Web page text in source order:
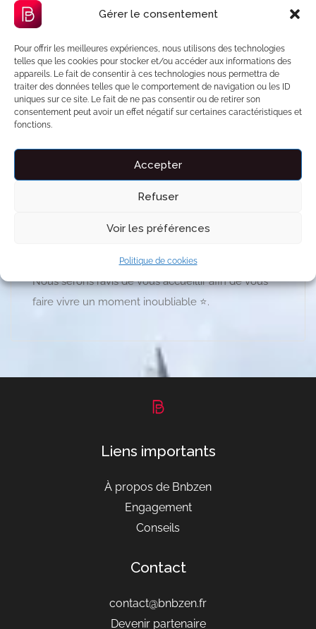
Gérer le consentement
Pour offrir les meilleures expériences, nous utilisons des technologies
telles que les cookies pour stocker et/ou accéder aux informations des
appareils. Le fait de consentir à ces technologies nous permettra de
traiter des données telles que le comportement de navigation ou les ID
uniques sur ce site. Le fait de ne pas consentir ou de retirer son
consentement peut avoir un effet négatif sur certaines caractéristiques et
fonctions.
Accepter
Refuser
Voir les préférences
Politique de cookies
Product Description
✨ Détendez-vous dans notre jacuzzi balnéo et
sauna privatisé, idéal pour se relaxer et se
ressourcer après une journée riche en aventures.
Vous pourrez profiter d’un lit King size avec des
ressourcer et vous offrir un moment de pure
détente.
magnifique maison située à seulement 20 minutes
Nous serons ravis de vous accueillir afin de vous
faire vivre un moment inoubliable ⭐️.
Liens importants
À propos de Bnbzen
Engagement
Conseils
Contact
contact@bnbzen.fr
Devenir partenaire